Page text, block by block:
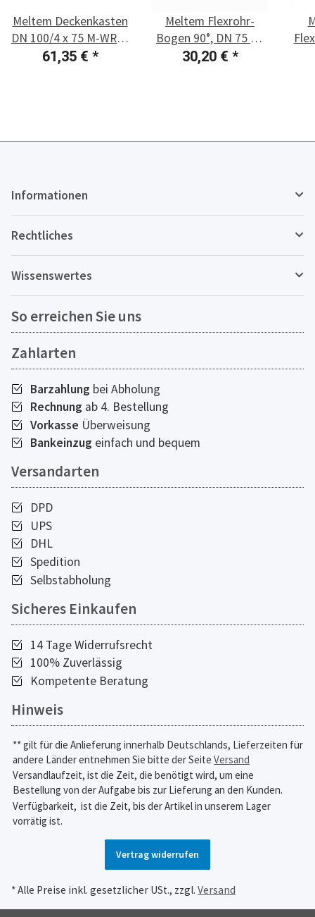
Meltem Deckenkasten
DN 100/4 x 75 M-WRG-
II DK 4x75/100
61,35 € *
Meltem Flexrohr-
Bogen 90°, DN 75 M-
WRG-FR-B75
30,20 € *
Informationen
Rechtliches
Wissenswertes
So erreichen Sie uns
Zahlarten
Barzahlung bei Abholung
Rechnung ab 4. Bestellung
Vorkasse Überweisung
Bankeinzug einfach und bequem
Versandarten
DPD
UPS
DHL
Spedition
Selbstabholung
Sicheres Einkaufen
14 Tage Widerrufsrecht
100% Zuverlässig
Kompetente Beratung
Hinweis
** gilt für die Anlieferung innerhalb Deutschlands, Lieferzeiten für
andere Länder entnehmen Sie bitte der Seite Versand
Versandlaufzeit, ist die Zeit, die benötigt wird, um eine
Bestellung von der Aufgabe bis zur Lieferung an den Kunden.
Verfügbarkeit, ist die Zeit, bis der Artikel in unserem Lager
vorrätig ist.
Vertrag widerrufen
* Alle Preise inkl. gesetzlicher USt., zzgl. Versand